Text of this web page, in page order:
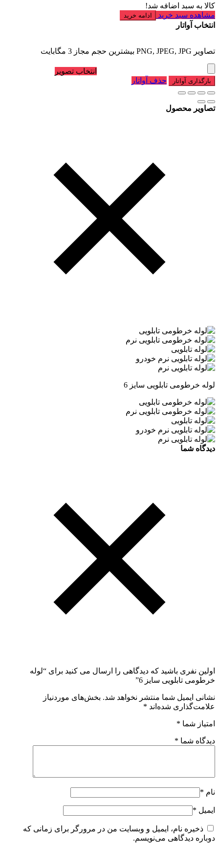
کالا به سبد اضافه شد!
مشاهده سبد خرید
ادامه خرید
انتخاب آواتار
تصاویر PNG, JPEG, JPG بیشترین حجم مجاز 3 مگابایت
انتخاب تصویر
بارگذاری آواتار حذف آواتار
تصاویر محصول
لوله خرطومی تابلویی سایز 6
دیدگاه شما
اولین نفری باشید که دیدگاهی را ارسال می کنید برای “لوله
خرطومی تابلویی سایز 6”
نشانی ایمیل شما منتشر نخواهد شد. بخش‌های موردنیاز
علامت‌گذاری شده‌اند *
امتیاز شما *
دیدگاه شما *
نام *
ایمیل *
ذخیره نام، ایمیل و وبسایت من در مرورگر برای زمانی که
دوباره دیدگاهی می‌نویسم.